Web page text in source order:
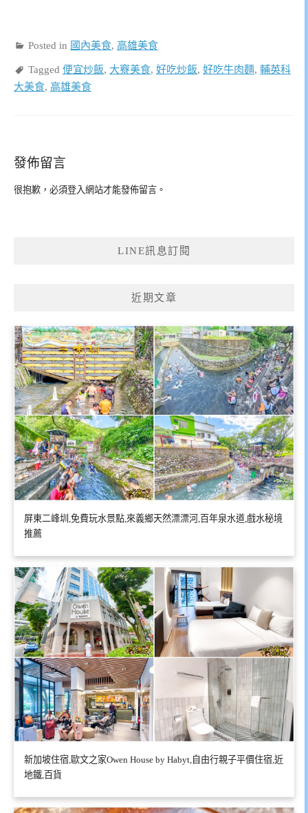
Posted in 國內美食, 高雄美食
Tagged 便宜炒飯, 大竂美食, 好吃炒飯, 好吃牛肉麵, 輔英科
大美食, 高雄美食
發佈留言
很抱歉，必須登入網站才能發佈留言。
LINE訊息訂閱
近期文章
屏東二峰圳,免費玩水景點,來義鄉天然漂漂河,百年泉水道,戲水秘境
推薦
新加坡住宿,歐文之家Owen House by Habyt,自由行親子平價住宿,近
地鐵,百貨